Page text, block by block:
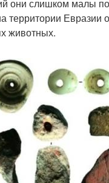
они слишком малы
территории
животных.